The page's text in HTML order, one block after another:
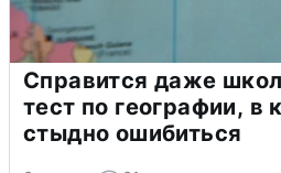
Справится даже
тест по географии, в
стыдно ошибиться